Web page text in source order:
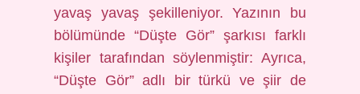
yavaş yavaş şekilleniyor. Yazının bu
bölümünde “Düşte Gör” şarkısı farklı
kişiler tarafından söylenmiştir: Ayrıca,
“Düşte Gör” adlı bir türkü ve şiir de